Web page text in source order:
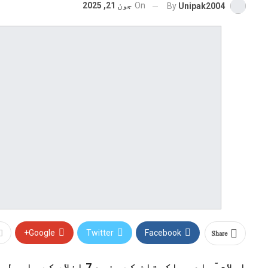
By Unipak2004
On جون 21, 2025
Share
Facebook
Twitter
Google+